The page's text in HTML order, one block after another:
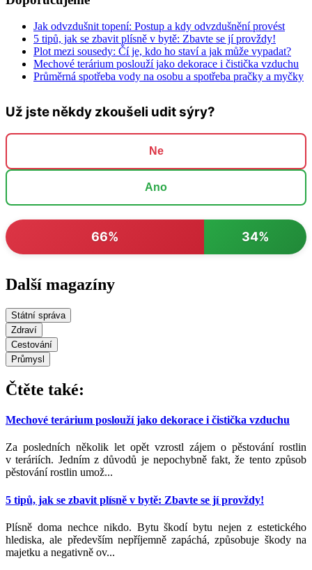
Jak odvzdušnit topení: Postup a kdy odvzdušnění provést
5 tipů, jak se zbavit plísně v bytě: Zbavte se jí provždy!
Plot mezi sousedy: Čí je, kdo ho staví a jak může vypadat?
Mechové terárium poslouží jako dekorace i čistička vzduchu
Průměrná spotřeba vody na osobu a spotřeba pračky a myčky
Už jste někdy zkoušeli udit sýry?
Ne
Ano
66% 34%
Další magazíny
Státní správa
Zdraví
Cestování
Průmysl
Čtěte také:
Mechové terárium poslouží jako dekorace i čistička vzduchu
Za posledních několik let opět vzrostl zájem o pěstování rostlin
v teráriích. Jedním z důvodů je nepochybně fakt, že tento způsob
pěstování rostlin umož...
5 tipů, jak se zbavit plísně v bytě: Zbavte se jí provždy!
Plísně doma nechce nikdo. Bytu škodí bytu nejen z estetického
hlediska, ale především nepříjemně zapáchá, způsobuje škody na
majetku a negativně ov...